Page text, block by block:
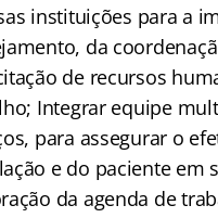
instituições para a
da
de recursos
Integrar equipe
para assegurar o
e do paciente em
da agenda de